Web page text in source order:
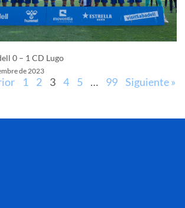
0 – 1 CD Lugo
de 2023
1 2 3 4 5 … 99 Siguiente »